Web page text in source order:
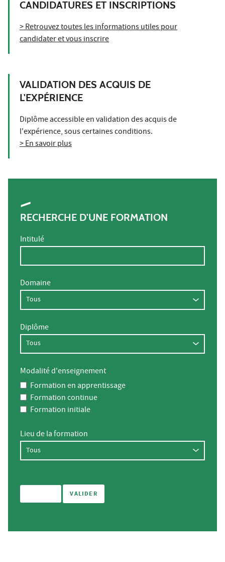
CANDIDATURES ET INSCRIPTIONS
> Retrouvez toutes les informations utiles pour
candidater et vous inscrire
VALIDATION DES ACQUIS DE
L'EXPÉRIENCE
Diplôme accessible en validation des acquis de
l'expérience, sous certaines conditions.
> En savoir plus
RECHERCHE D'UNE FORMATION
Intitulé
Domaine
Diplôme
Modalité d'enseignement
Formation en apprentissage
Formation continue
Formation initiale
Lieu de la formation